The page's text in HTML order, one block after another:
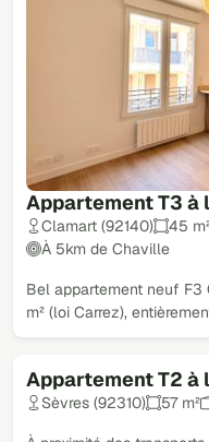
Appartement T3 à
Clamart (92140) 45
À 5km de Chaville
Bel appartement neuf F3
m² (loi Carrez),
Appartement T2 à
Sèvres (92310) 57 m²